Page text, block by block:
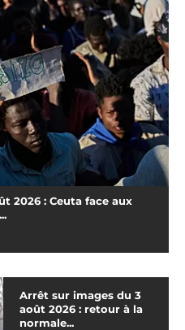
2026 : Ceuta face aux
Arrêt sur images du 3
août 2026 : retour à la
normale...